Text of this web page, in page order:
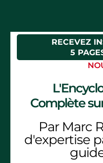
RECEVEZ
5
Complète
Par Marc
d'expertise